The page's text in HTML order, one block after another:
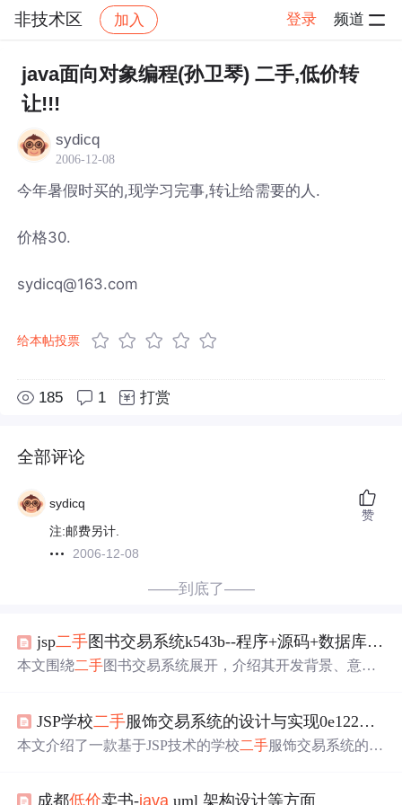
非技术区 加入 登录 频道
社区 非技术区 帖子详情
java面向对象编程(孙卫琴) 二手,低价转
让!!!
sydicq
2006-12-08
今年暑假时买的,现学习完事,转让给需要的人.
价格30.
sydicq@163.com
给本帖投票
185 1 打赏
全部评论
sydicq
注:邮费另计.
2006-12-08
赞
——到底了——
jsp二手图书交易系统k543b--程序+源码+数据库+调试部署+开发环境
本文围绕二手图书交易系统展开，介绍其开发背景、意
述了JSP开发技术栈、流程，包括前后端技术、开发工具及
各环节设计，最后给出使用者指南。
JSP学校二手服饰交易系统的设计与实现0e122（程序+源码+数据库+调试部署+开发环境）系统界面在最后面。
本文介绍了一款基于JSP技术的学校二手服饰交易系统的设
景、研究意义、国内外研究现状及开发流程。
成都低价卖书-java uml 架构设计等方面